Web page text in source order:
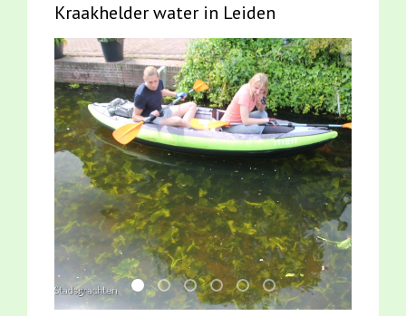
Kraakhelder water in Leiden
mei2021 1 snoekje elly
jun2021 28 brasem en rietvoorns 4a
smoelenboek fifi en karper
mei2021 watervogelmethode
karper met kattenklimtouw
jun2021 zaklv 5